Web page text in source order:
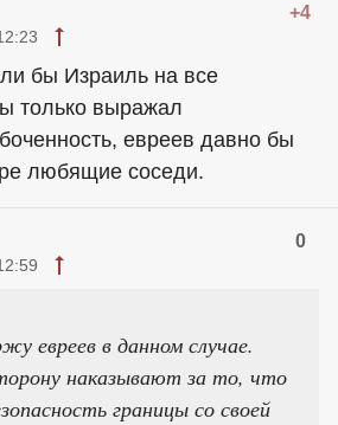
+4
бы Израиль на все
только выражал
евреев давно бы
любящие соседи.
0
евреев в данном случае.
наказывают за то, что
границы со своей